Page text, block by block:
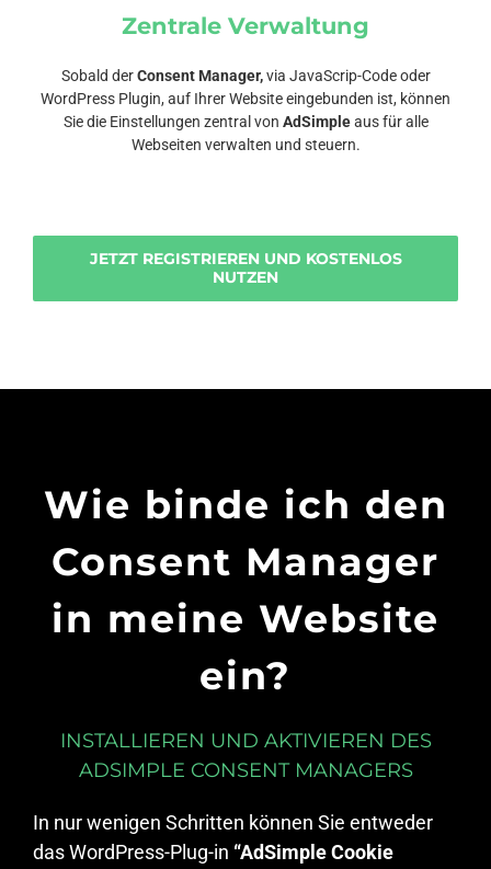
Zentrale Verwaltung
Sobald derConsent Manager,via JavaScrip-Code oder
WordPress Plugin, auf Ihrer Website eingebunden ist, können
Sie die Einstellungen zentral von AdSimpleaus für alle
Webseiten verwalten und steuern.
JETZT REGISTRIEREN UND KOSTENLOS
NUTZEN
Wie binde ich den
Consent Manager
in meine Website
ein?
INSTALLIEREN UND AKTIVIEREN DES
ADSIMPLE CONSENT MANAGERS
In nur wenigen Schritten können Sie entweder
das WordPress-Plug-in “AdSimple Cookie